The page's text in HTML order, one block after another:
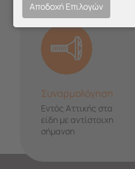
Συναρμολόγηση
Εντός Αττικής στα
είδη με αντίστοιχη
σήμανση
Αποδοχή Επιλογών